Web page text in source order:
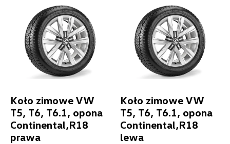
Transporter 6.1
Generacja
Cena
Koło zimowe VW
T5, T6, T6.1, opona
Continental,R18
prawa
Koło zimowe VW
T5, T6, T6.1, opona
Continental,R18
lewa